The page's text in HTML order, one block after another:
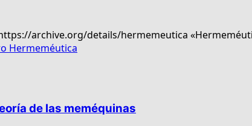
archive.org/details/hermemeutica
Hermeméutica
de las meméquinas